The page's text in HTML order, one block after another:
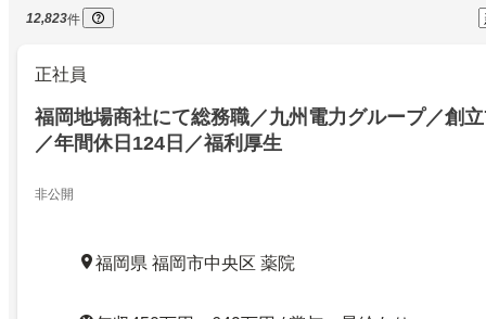
12,823件
正社員
福岡地場商社にて総務職／九州電力グループ／創
／年間休日124日／福利厚生
非公開
福岡県 福岡市中央区 薬院